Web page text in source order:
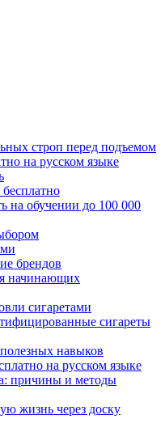
строп перед подъемом
на русском языке
на обучении до 100 000
брендов
начинающих
сигаретами
сигареты
навыков
на русском языке
причины и методы
жизнь через доску